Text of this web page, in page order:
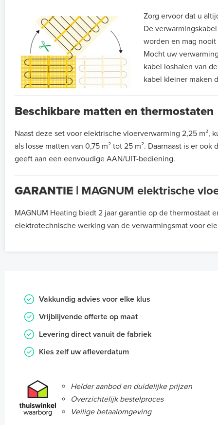
Zorg ervoor dat u
De
worden en mag
Mocht uw
kabel loshalen van
kabel kleiner maken
Beschikbare matten en thermostaten
Naast deze set voor elektrische vloerverwarming 2,25 m²,
als losse matten van 0,75 m² tot 25 m². Daarnaast is er
geeft aan een eenvoudige AAN/UIT-bediening.
GARANTIE | MAGNUM elektrische
MAGNUM Heating biedt 2 jaar garantie op de thermostaat
elektrotechnische werking van de verwarmingsmat voor
Vakkundig advies voor elke klus
Vrijblijvende offerte op maat
Levering direct vanuit de fabriek
Kies zelf uw afleverdatum
Helder aanbod en duidelijke prijzen
Overzichtelijk bestelproces
Veilige betaalomgeving